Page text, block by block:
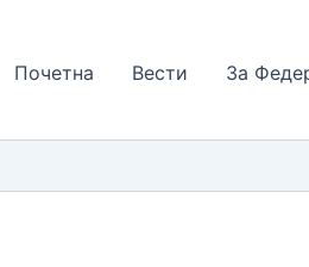
Почетна Вести За